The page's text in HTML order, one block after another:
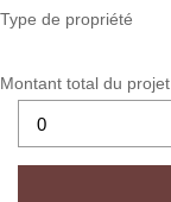
Type de propriété
Montant total du projet